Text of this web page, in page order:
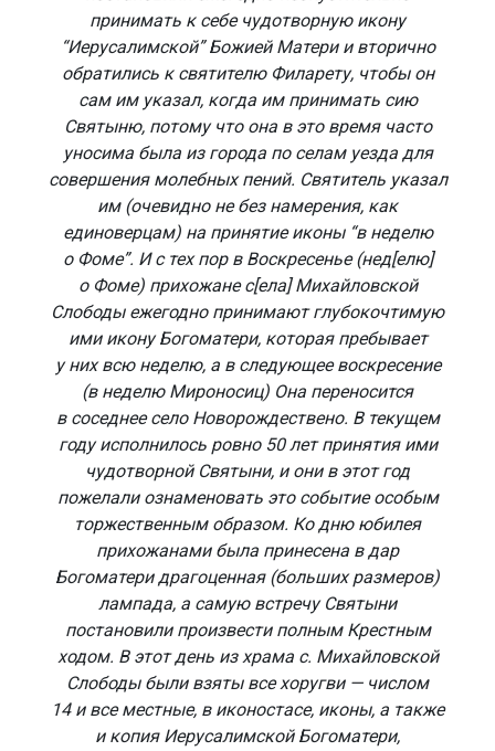
принимать к себе чудотворную икону
“Иерусалимской” Божией Матери и вторично
обратились к святителю Филарету, чтобы он
сам им указал, когда им принимать сию
Святыню, потому что она в это время часто
уносима была из города по селам уезда для
совершения молебных пений. Святитель указал
им (очевидно не без намерения, как
единоверцам) на принятие иконы “в неделю
о Фоме”. И с тех пор в Воскресенье (нед[елю]
о Фоме) прихожане с[ела] Михайловской
Слободы ежегодно принимают глубокочтимую
ими икону Богоматери, которая пребывает
у них всю неделю, а в следующее воскресение
(в неделю Мироносиц) Она переносится
в соседнее село Новорождествено. В текущем
году исполнилось ровно 50 лет принятия ими
чудотворной Святыни, и они в этот год
пожелали ознаменовать это событие особым
торжественным образом. Ко дню юбилея
прихожанами была принесена в дар
Богоматери драгоценная (больших размеров)
лампада, а самую встречу Святыни
постановили произвести полным Крестным
ходом. В этот день из храма с. Михайловской
Слободы были взяты все хоругви — числом
14 и все местные, в иконостасе, иконы, а также
и копия Иерусалимской Богоматери,